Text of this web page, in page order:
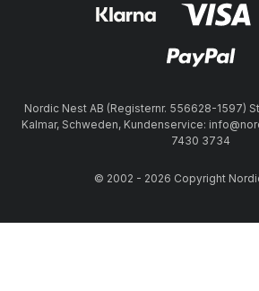
Nordic Nest AB (Registernr. 556628-1597)
Kalmar, Schweden, Kundenservice:
7430 3734
© 2002 - 2026 Copyright